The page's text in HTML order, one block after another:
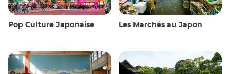
Pop Culture Japonaise Les Marchés au Japon